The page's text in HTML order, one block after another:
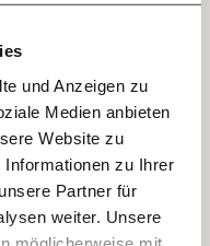
und Anzeigen zu
Medien anbieten
Website zu
zu Ihrer
Partner für
weiter. Unsere
gratis
19,